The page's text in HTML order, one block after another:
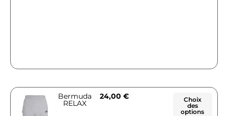
Bermuda
RELAX
24,00 €
Choix
des
options